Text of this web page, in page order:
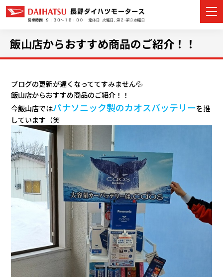
展示車・試乗車
店舗情報
イベント・キャンペーン
ご購入者サポート
アフターサポート
会社情報
飯山店からおすすめ商品のご紹介！！
ブログの更新が遅くなっててすみません💦
飯山店からおすすめ商品のご紹介！！
今飯山店ではパナソニック製のカオスバッテリーを推
しています（笑